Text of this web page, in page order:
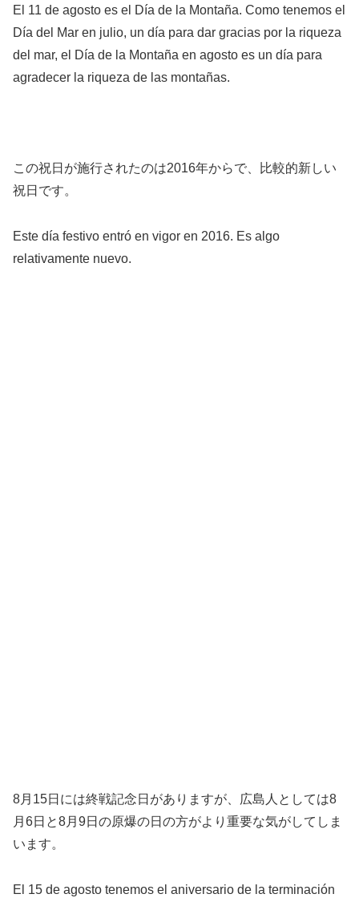
El 11 de agosto es el Día de la Montaña. Como tenemos el
Día del Mar en julio, un día para dar gracias por la riqueza
del mar, el Día de la Montaña en agosto es un día para
agradecer la riqueza de las montañas.
この祝日が施行されたのは2016年からで、比較的新しい
祝日です。
Este día festivo entró en vigor en 2016. Es algo
relativamente nuevo.
8月15日には終戦記念日がありますが、広島人としては8
月6日と8月9日の原爆の日の方がより重要な気がしてしま
います。
El 15 de agosto tenemos el aniversario de la terminación